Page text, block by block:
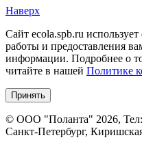
Наверх
Сайт ecola.spb.ru
работы и предоставления
информации. Подробнее о
читайте в нашей Политике
Принять
© ООО "Поланта" 2026, Тел:
Санкт-Петербург,